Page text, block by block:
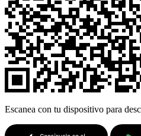
Escanea con tu dispositivo para